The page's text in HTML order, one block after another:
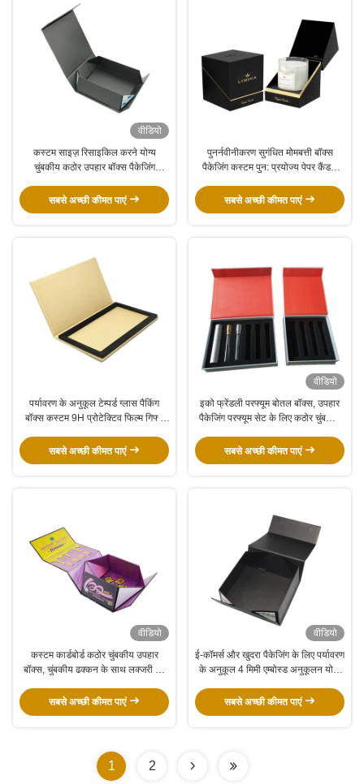
वीडियो
कस्टम साइज़ रिसाइकिल करने योग्य
चुंबकीय कठोर उपहार बॉक्स पैकेजिंग
सबसे अच्छी कीमत पाएं
पुनर्नवीनीकरण सुगंधित मोमबत्ती बॉक्स
पैकेजिंग कस्टम पुन: प्रयोज्य पेपर कैंडल
सबसे अच्छी कीमत पाएं
पर्यावरण के अनुकूल टेम्पर्ड ग्लास पैकिंग
बॉक्स कस्टम 9H प्रोटेक्टिव फिल्म गिफ्ट
सबसे अच्छी कीमत पाएं
वीडियो
इको फ्रेंडली परफ्यूम बोतल बॉक्स, उपहार
पैकेजिंग परफ्यूम सेट के लिए कठोर चुंबकीय
सबसे अच्छी कीमत पाएं
वीडियो
कस्टम कार्डबोर्ड कठोर चुंबकीय उपहार
बॉक्स, चुंबकीय ढक्कन के साथ लक्जरी तह
सबसे अच्छी कीमत पाएं
वीडियो
ई-कॉमर्स और खुदरा पैकेजिंग के लिए पर्यावरण
के अनुकूल 4 मिमी एम्बोस्ड अनुकूलन योग्य
सबसे अच्छी कीमत पाएं
1 2